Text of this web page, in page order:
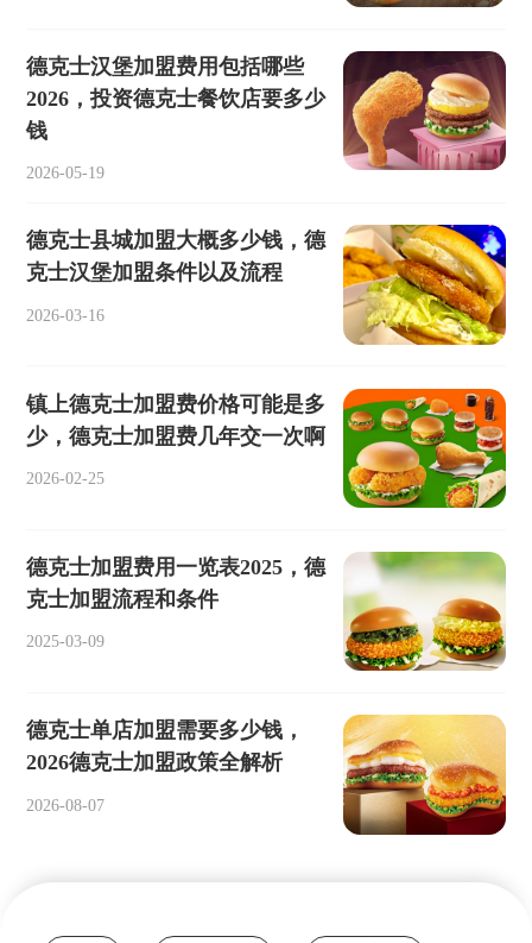
德克士汉堡加盟费用包括哪些
2026，投资德克士餐饮店要多少
钱
2026-05-19
德克士县城加盟大概多少钱，德
克士汉堡加盟条件以及流程
2026-03-16
镇上德克士加盟费价格可能是多
少，德克士加盟费几年交一次啊
2026-02-25
德克士加盟费用一览表2025，德
克士加盟流程和条件
2025-03-09
德克士单店加盟需要多少钱，
2026德克士加盟政策全解析
2026-08-07